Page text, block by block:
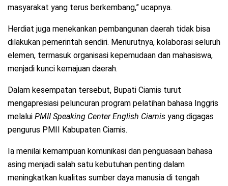
masyarakat yang terus berkembang,” ucapnya.
Herdiat juga menekankan pembangunan daerah tidak bisa
dilakukan pemerintah sendiri. Menurutnya, kolaborasi seluruh
elemen, termasuk organisasi kepemudaan dan mahasiswa,
menjadi kunci kemajuan daerah.
Dalam kesempatan tersebut, Bupati Ciamis turut
mengapresiasi peluncuran program pelatihan bahasa Inggris
melalui PMII Speaking Center English Ciamis yang digagas
pengurus PMII Kabupaten Ciamis.
Ia menilai kemampuan komunikasi dan penguasaan bahasa
asing menjadi salah satu kebutuhan penting dalam
meningkatkan kualitas sumber daya manusia di tengah